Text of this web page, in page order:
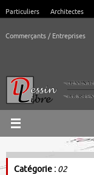
au
contenu
Particuliers Architectes
Commerçants / Entreprises
Catégorie :02